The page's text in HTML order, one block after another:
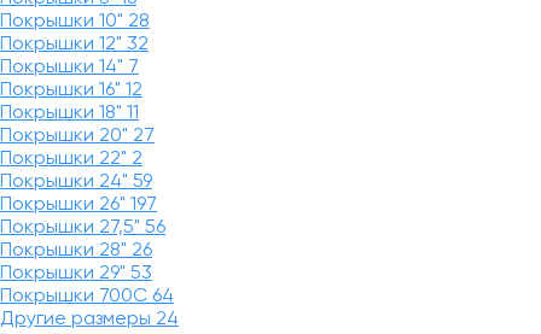
Покрышки 10" 28
Покрышки 12" 32
Покрышки 14" 7
Покрышки 16" 12
Покрышки 18" 11
Покрышки 20" 27
Покрышки 22" 2
Покрышки 24" 59
Покрышки 26" 197
Покрышки 27,5" 56
Покрышки 28" 26
Покрышки 29" 53
Покрышки 700C 64
Другие размеры 24